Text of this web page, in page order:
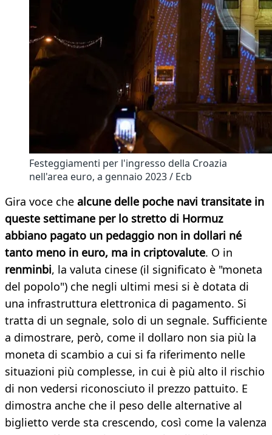
Festeggiamenti per l'ingresso della Croazia
nell'area euro, a gennaio 2023 / Ecb
Gira voce che alcune delle poche navi transitate in
queste settimane per lo stretto di Hormuz
abbiano pagato un pedaggio non in dollari né
tanto meno in euro, ma in criptovalute. O in
renminbi, la valuta cinese (il significato è "moneta
del popolo") che negli ultimi mesi si è dotata di
una infrastruttura elettronica di pagamento. Si
tratta di un segnale, solo di un segnale. Sufficiente
a dimostrare, però, come il dollaro non sia più la
moneta di scambio a cui si fa riferimento nelle
situazioni più complesse, in cui è più alto il rischio
di non vedersi riconosciuto il prezzo pattuito. E
dimostra anche che il peso delle alternative al
biglietto verde sta crescendo, così come la valenza